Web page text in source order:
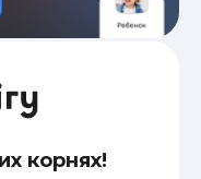
корнях!